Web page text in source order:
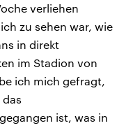
verliehen
zu sehen war, wie
in direkt
im Stadion von
ich mich gefragt,
ist, was in